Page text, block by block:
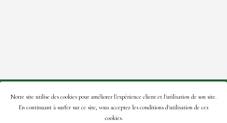
© 2021 Roses de la Tour – Site créé par:A2Com.
En naviguant sur ce site, vous acceptez notrepolitique de
Notre site utilise des cookies pour améliorer l'expérience client et l'utilisation de son site.
En continuant à surfer sur ce site, vous acceptez les conditions d'utilisation de ces
cookies.